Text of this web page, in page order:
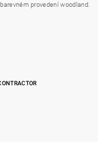
provedení woodland.